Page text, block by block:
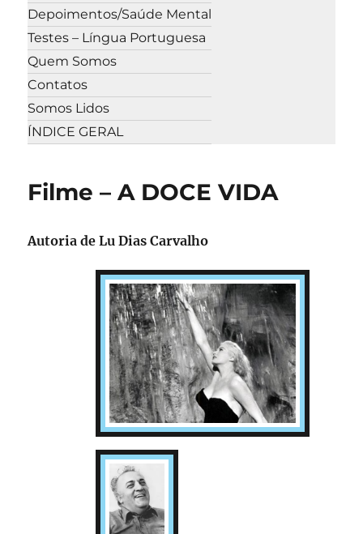
Depoimentos/Saúde Mental
Testes – Língua Portuguesa
Quem Somos
Contatos
Somos Lidos
ÍNDICE GERAL
Filme – A DOCE VIDA
Autoria deLu Dias Carvalho